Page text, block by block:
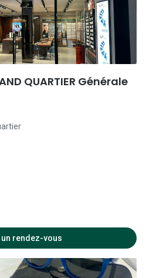
09:30 - 20:00
09:30 - 20:00
QUARTIER Générale
09:30 - 20:00
09:30 - 20:00
rendez-vous